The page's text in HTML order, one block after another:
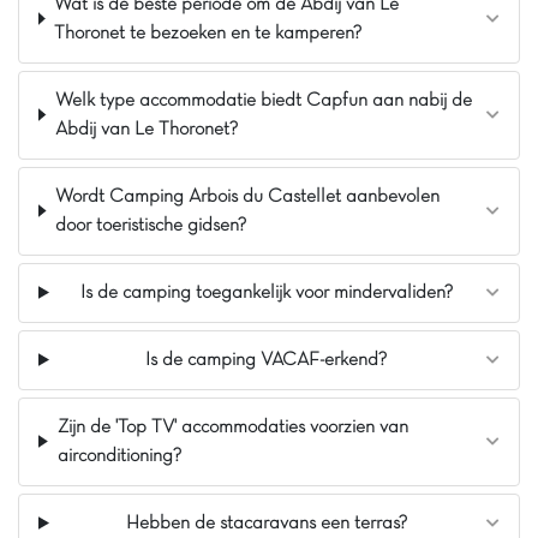
De mening van Jasmijn
Familievakantiepark in het hart van een mooi
dennenbos en tegenover het circuit van
Castellet. Op dit park zal niemand zich vervelen.
Pluspunten
15 km van de stranden van Saint Cyr
Wat is de beste periode om de Abdij van Le
Thoronet te bezoeken en te kamperen?
Welk type accommodatie biedt Capfun aan nabij de
Abdij van Le Thoronet?
Wordt Camping Arbois du Castellet aanbevolen
door toeristische gidsen?
Is de camping toegankelijk voor mindervaliden?
Is de camping VACAF-erkend?
Zijn de 'Top TV' accommodaties voorzien van
airconditioning?
Hebben de stacaravans een terras?